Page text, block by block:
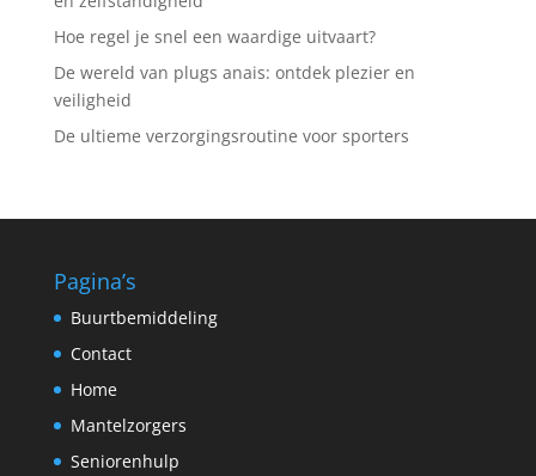
Hoe regel je snel een waardige uitvaart?
De wereld van plugs anais: ontdek plezier en
veiligheid
De ultieme verzorgingsroutine voor sporters
Pagina’s
Buurtbemiddeling
Contact
Home
Mantelzorgers
Seniorenhulp